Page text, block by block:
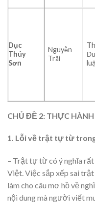
Dục
Thúy
Sơn
Nguyễn
Trãi
CHỦ ĐỀ 2: THỰC
1. Lỗi về trật tự từ
– Trật tự từ có ý nghĩa
Việt. Việc sắp xếp sai
làm cho câu mơ hồ về
nội dung mà người viết